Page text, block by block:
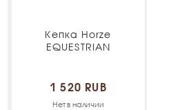
Кепка Horze
EQUESTRIAN
1 520 RUB
Нет в наличии